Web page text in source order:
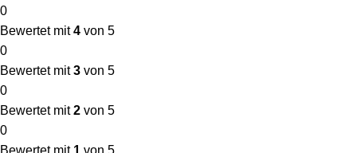
0
Bewertet mit4 von 5
0
Bewertet mit3 von 5
0
Bewertet mit2 von 5
0